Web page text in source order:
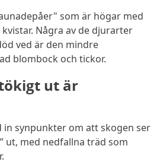
som är högar med
Några av de djurarter
ved är den mindre
blombock och tickor.
ut är
in synpunkter om att skogen ser
ut, med nedfallna träd som